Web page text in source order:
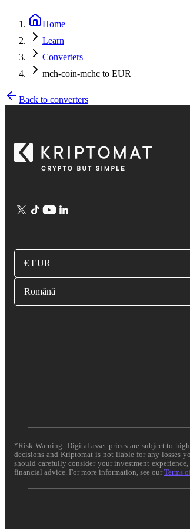
Home
Learn
Converters
mch-coin-mchc to EUR
Back to converters
€ EUR
Română
*Risk Warning: Digital asset prices are subject to
decisions and Kriptomat is not liable for any losses
should carefully consider your investment
financial advice. For more information, see ourTerms